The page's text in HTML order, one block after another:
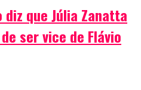
que Júlia Zanatta
ser vice de Flávio